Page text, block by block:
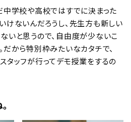
中学校や高校ではすでに決まった
けないんだろうし、先生方も新しい
いと思うので、自由度が少ないこ
だから特別枠みたいなカタチで、
タッフが行ってデモ授業をするの